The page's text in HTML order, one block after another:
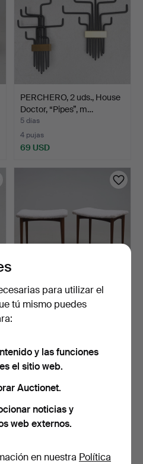
PERCHERO, 2 uds., House
Doctor, “Pipes”, m…
5 días
4 pujas
69 USD
TABURETES. Un par, siglo
XX.
127 USD
para utilizar el
tú mismo puedes
y las funciones
el sitio web.
Auctionet.
noticias y
web externos.
en nuestra Política